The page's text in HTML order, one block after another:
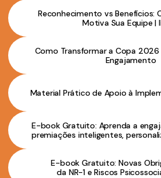
Reconhecimento vs Benefícios:
Motiva Sua Equipe |
Como Transformar a Copa
Engajamento
Material Prático de Apoio à
E-book Gratuito: Aprenda a
premiações inteligentes,
E-book Gratuito: Novas
da NR-1 e Riscos